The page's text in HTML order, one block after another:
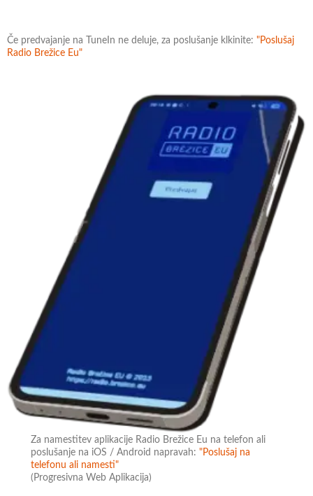
Če predvajanje na TuneIn ne deluje, za poslušanje klkinite: "Poslušaj
Radio Brežice Eu"
Za namestitev aplikacije Radio Brežice Eu na telefon ali
poslušanje na iOS / Android napravah:"Poslušaj na
telefonu ali namesti"
(Progresivna Web Aplikacija)